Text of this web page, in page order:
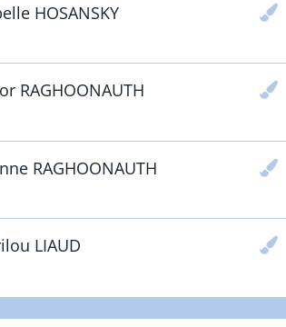
HOSANSKY
RAGHOONAUTH
RAGHOONAUTH
LIAUD